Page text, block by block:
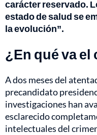
carácter reservado.
estado de salud se
la evolución”.
¿En qué va
A dos meses del
precandidato
investigaciones han
esclarecido
intelectuales del